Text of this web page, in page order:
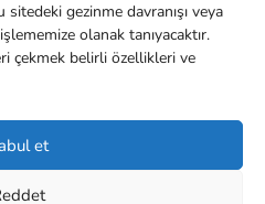
gezinme davranışı veya
olanak tanıyacaktır.
çekmek belirli özellikleri ve
et